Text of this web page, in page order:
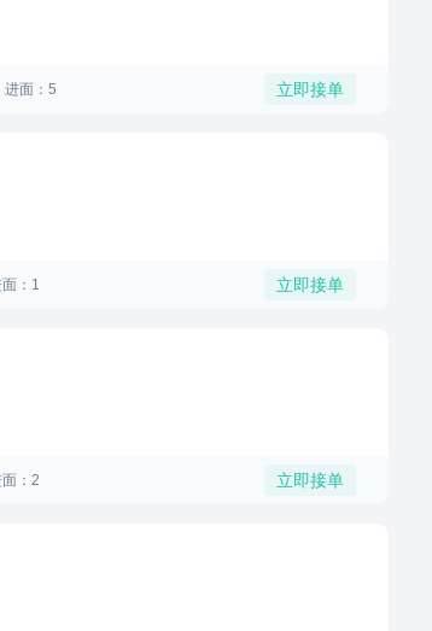
进面：5 立即接单
：1 立即接单
：2 立即接单